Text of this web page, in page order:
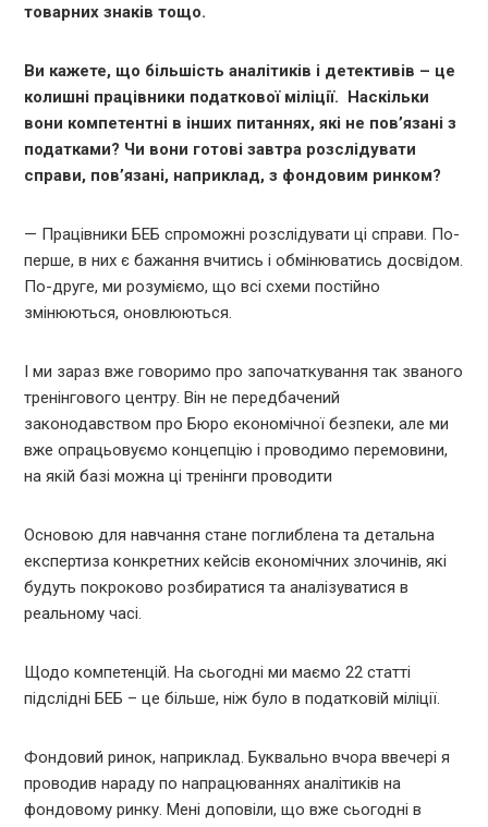
товарних знаків тощо.
Ви кажете, що більшість аналітиків і детективів – це
колишні працівники податкової міліції. Наскільки
вони компетентні в інших питаннях, які не пов’язані з
податками? Чи вони готові завтра розслідувати
справи, пов’язані, наприклад, з фондовим ринком?
— Працівники БЕБ спроможні розслідувати ці справи. По-
перше, в них є бажання вчитись і обмінюватись досвідом.
По-друге, ми розуміємо, що всі схеми постійно
змінюються, оновлюються.
І ми зараз вже говоримо про започаткування так званого
тренінгового центру. Він не передбачений
законодавством про Бюро економічної безпеки, але ми
вже опрацьовуємо концепцію і проводимо перемовини,
на якій базі можна ці тренінги проводити
Основою для навчання стане поглиблена та детальна
експертиза конкретних кейсів економічних злочинів, які
будуть покроково розбиратися та аналізуватися в
реальному часі.
Щодо компетенцій. На сьогодні ми маємо 22 статті
підслідні БЕБ – це більше, ніж було в податковій міліції.
Фондовий ринок, наприклад. Буквально вчора ввечері я
проводив нараду по напрацюваннях аналітиків на
фондовому ринку. Мені доповіли, що вже сьогодні в